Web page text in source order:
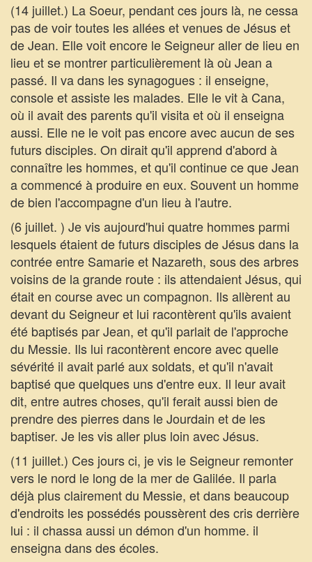
(14 juillet.) La Soeur, pendant ces jours là, ne cessa
pas de voir toutes les allées et venues de Jésus et
de Jean. Elle voit encore le Seigneur aller de lieu en
lieu et se montrer particulièrement là où Jean a
passé. Il va dans les synagogues : il enseigne,
console et assiste les malades. Elle le vit à Cana,
où il avait des parents qu'il visita et où il enseigna
aussi. Elle ne le voit pas encore avec aucun de ses
futurs disciples. On dirait qu'il apprend d'abord à
connaître les hommes, et qu'il continue ce que Jean
a commencé à produire en eux. Souvent un homme
de bien l'accompagne d'un lieu à l'autre.
(6 juillet. ) Je vis aujourd'hui quatre hommes parmi
lesquels étaient de futurs disciples de Jésus dans la
contrée entre Samarie et Nazareth, sous des arbres
voisins de la grande route : ils attendaient Jésus, qui
était en course avec un compagnon. Ils allèrent au
devant du Seigneur et lui racontèrent qu'ils avaient
été baptisés par Jean, et qu'il parlait de l'approche
du Messie. Ils lui racontèrent encore avec quelle
sévérité il avait parlé aux soldats, et qu'il n'avait
baptisé que quelques uns d'entre eux. Il leur avait
dit, entre autres choses, qu'il ferait aussi bien de
prendre des pierres dans le Jourdain et de les
baptiser. Je les vis aller plus loin avec Jésus.
(11 juillet.) Ces jours ci, je vis le Seigneur remonter
vers le nord le long de la mer de Galilée. Il parla
déjà plus clairement du Messie, et dans beaucoup
d'endroits les possédés poussèrent des cris derrière
lui : il chassa aussi un démon d'un homme. il
enseigna dans des écoles.